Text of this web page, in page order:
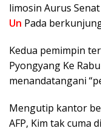
limosin Aurus
Un Pada
Kedua pemimpin
Pyongyang Ke
menandatangani
Mengutip kantor
AFP, Kim tak cuma